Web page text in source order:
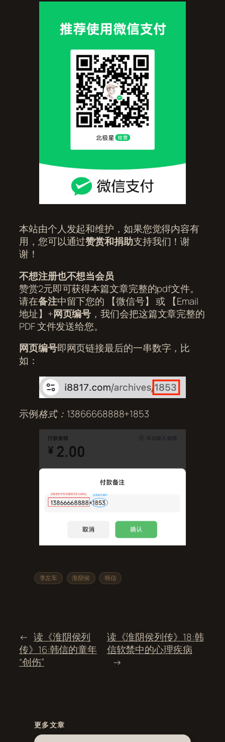
本站由个人发起和维护，如果您觉得内容有
用，您可以通过赞赏和捐助支持我们！谢
谢！
不想注册也不想当会员
赞赏2元即可获得本篇文章完整的pdf文件。
请在备注中留下您的 【微信号】 或 【Email
地址】+网页编号 ，我们会把这篇文章完整的
PDF 文件发送给您。
网页编号即网页链接最后的一串数字，比
如：
示例格式：13866668888+1853
李左车 淮阴侯 韩信
← 读《淮阴侯列
传》16:韩信的童年
“创伤”
读《淮阴侯列传》18:韩
信软禁中的心理疾病
→
更多文章